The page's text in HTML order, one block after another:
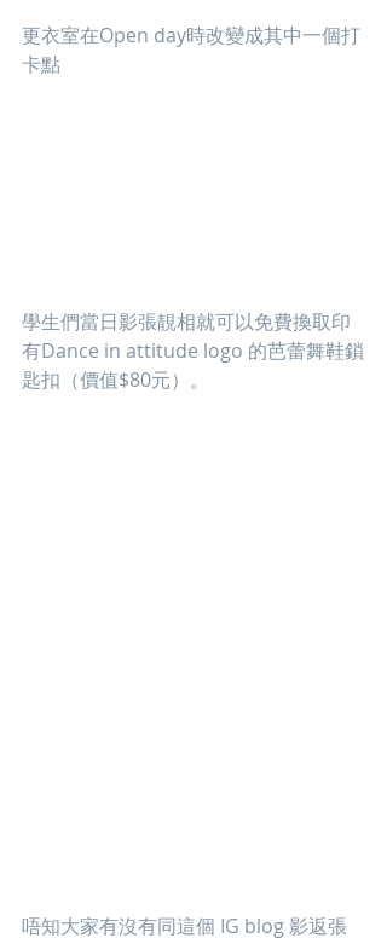
更衣室在Open day時改變成其中一個打
卡點
學生們當日影張靚相就可以免費換取印
有Dance in attitude logo 的芭蕾舞鞋鎖
匙扣（價值$80元）。
唔知大家有沒有同這個 IG blog 影返張